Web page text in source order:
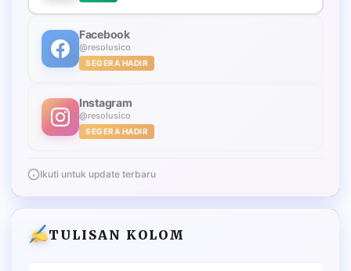
Facebook
@resolusico
SEGERA HADIR
Instagram
@resolusico
SEGERA HADIR
Ikuti untuk update terbaru
TULISAN KOLOM